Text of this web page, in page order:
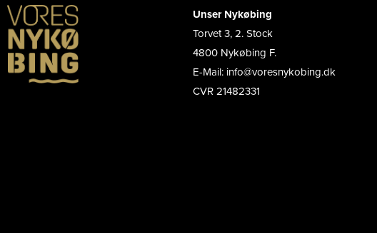
Unser Nykøbing
Torvet 3, 2. Stock
4800 Nykøbing F.
E-Mail: info@voresnykobing.dk
CVR 21482331